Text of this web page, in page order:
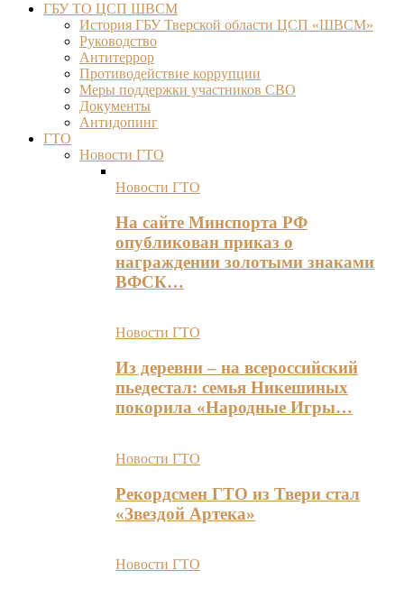
ГБУ ТО ЦСП ШВСМ
История ГБУ Тверской области ЦСП «ШВСМ»
Руководство
Антитеррор
Противодействие коррупции
Меры поддержки участников СВО
Документы
Антидопинг
ГТО
Новости ГТО
Новости ГТО
На сайте Минспорта РФ
опубликован приказ о
награждении золотыми знаками
ВФСК…
Новости ГТО
Из деревни – на всероссийский
пьедестал: семья Никешиных
покорила «Народные Игры…
Новости ГТО
Рекордсмен ГТО из Твери стал
«Звездой Артека»
Новости ГТО